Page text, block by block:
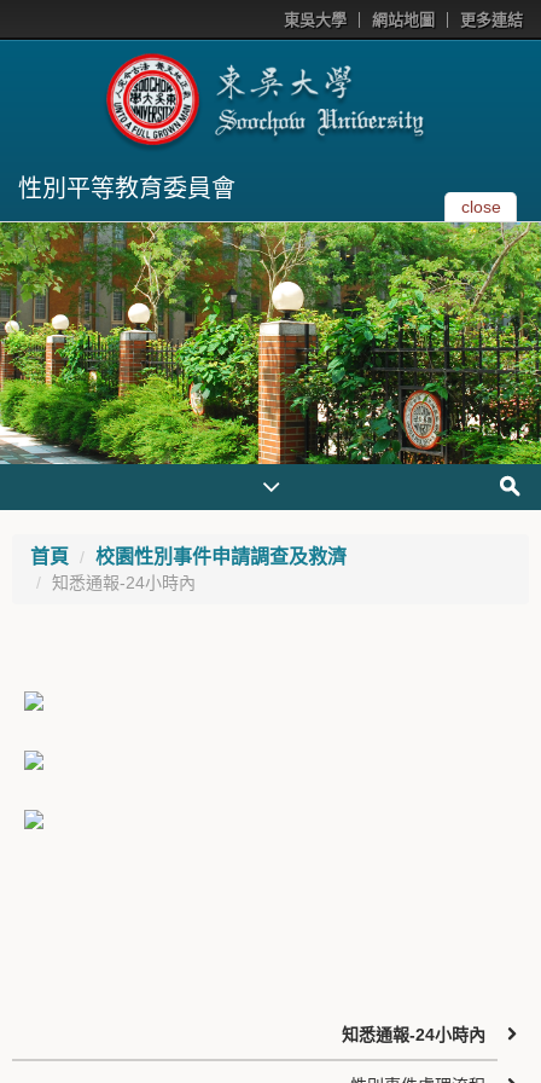
東吳大學 網站地圖 更多連結
性別平等教育委員會
close
首頁 校園性別事件申請調查及救濟
知悉通報-24小時內
知悉通報-24小時內